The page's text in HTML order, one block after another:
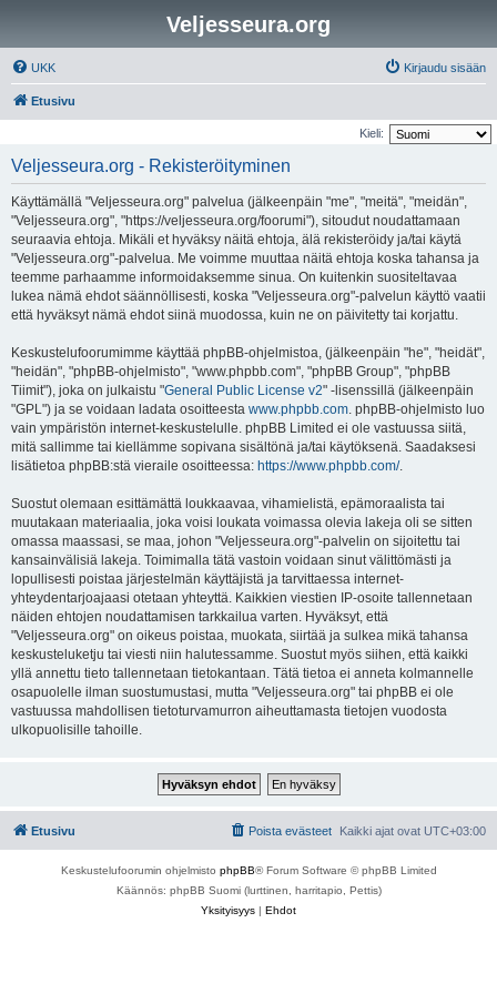
Veljesseura.org
UKK Kirjaudu sisään
Etusivu
Kieli:
Veljesseura.org - Rekisteröityminen
Käyttämällä "Veljesseura.org" palvelua (jälkeenpäin "me", "meitä", "meidän",
"Veljesseura.org", "https://veljesseura.org/foorumi"), sitoudut noudattamaan
seuraavia ehtoja. Mikäli et hyväksy näitä ehtoja, älä rekisteröidy ja/tai käytä
"Veljesseura.org"-palvelua. Me voimme muuttaa näitä ehtoja koska tahansa ja
teemme parhaamme informoidaksemme sinua. On kuitenkin suositeltavaa
lukea nämä ehdot säännöllisesti, koska "Veljesseura.org"-palvelun käyttö vaatii
että hyväksyt nämä ehdot siinä muodossa, kuin ne on päivitetty tai korjattu.
Keskustelufoorumimme käyttää phpBB-ohjelmistoa, (jälkeenpäin "he", "heidät",
"heidän", "phpBB-ohjelmisto", "www.phpbb.com", "phpBB Group", "phpBB
Tiimit"), joka on julkaistu "General Public License v2" -lisenssillä (jälkeenpäin
"GPL") ja se voidaan ladata osoitteesta www.phpbb.com. phpBB-ohjelmisto luo
vain ympäristön internet-keskustelulle. phpBB Limited ei ole vastuussa siitä,
mitä sallimme tai kiellämme sopivana sisältönä ja/tai käytöksenä. Saadaksesi
lisätietoa phpBB:stä vieraile osoitteessa: https://www.phpbb.com/.
Suostut olemaan esittämättä loukkaavaa, vihamielistä, epämoraalista tai
muutakaan materiaalia, joka voisi loukata voimassa olevia lakeja oli se sitten
omassa maassasi, se maa, johon "Veljesseura.org"-palvelin on sijoitettu tai
kansainvälisiä lakeja. Toimimalla tätä vastoin voidaan sinut välittömästi ja
lopullisesti poistaa järjestelmän käyttäjistä ja tarvittaessa internet-
yhteydentarjoajaasi otetaan yhteyttä. Kaikkien viestien IP-osoite tallennetaan
näiden ehtojen noudattamisen tarkkailua varten. Hyväksyt, että
"Veljesseura.org" on oikeus poistaa, muokata, siirtää ja sulkea mikä tahansa
keskusteluketju tai viesti niin halutessamme. Suostut myös siihen, että kaikki
yllä annettu tieto tallennetaan tietokantaan. Tätä tietoa ei anneta kolmannelle
osapuolelle ilman suostumustasi, mutta "Veljesseura.org" tai phpBB ei ole
vastuussa mahdollisen tietoturvamurron aiheuttamasta tietojen vuodosta
ulkopuolisille tahoille.
Etusivu Kaikki ajat ovat UTC+03:00
Poista evästeet
Keskustelufoorumin ohjelmisto phpBB® Forum Software © phpBB Limited
Käännös: phpBB Suomi (lurttinen, harritapio, Pettis)
Yksityisyys | Ehdot